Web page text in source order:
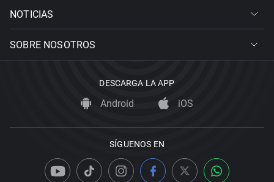
NOTICIAS
SOBRE NOSOTROS
DESCARGA LA APP
Android iOS
SÍGUENOS EN